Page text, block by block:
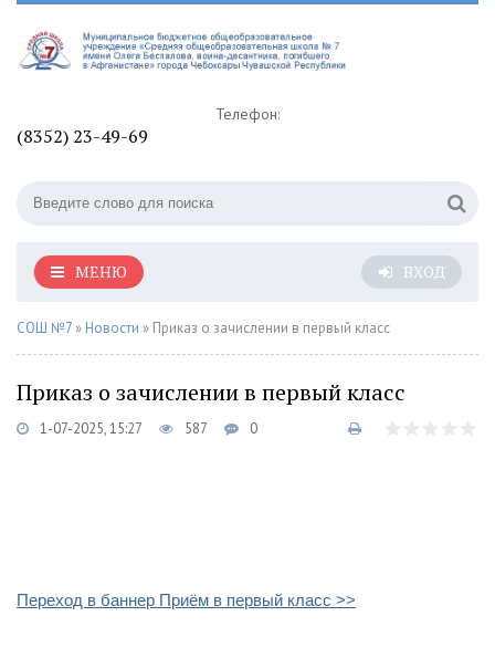
Телефон:
(8352) 23-49-69
ВХОД
МЕНЮ
СОШ №7 » Новости » Приказ о зачислении в первый класс
Приказ о зачислении в первый класс
1-07-2025, 15:27 587 0
Переход в баннер Приём в первый класс >>